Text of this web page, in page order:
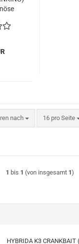
nach
nach 16 pro Seite
pro Seite
1 bis 1 (von insgesamt 1)
HYBRIDA K3 CRANKBAIT